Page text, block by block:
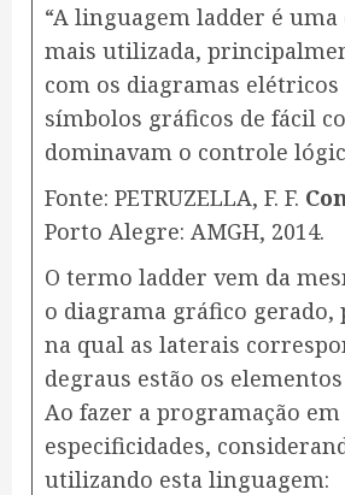
“A linguagem ladder é
mais utilizada,
com os diagramas
símbolos gráficos de fácil
dominavam o controle
Fonte: PETRUZELLA, F. F.
Porto Alegre: AMGH, 2014.
O termo ladder vem da
o diagrama gráfico gerado,
na qual as laterais
degraus estão os
Ao fazer a programação
especificidades,
utilizando esta linguagem: